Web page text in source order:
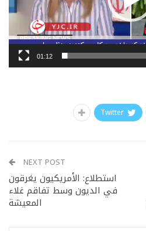
01:12
Twitter
NEXT POST
استطلاع: الأمريكيون يغرقون
في الديون وسط تفاقم غلاء
المعيشة